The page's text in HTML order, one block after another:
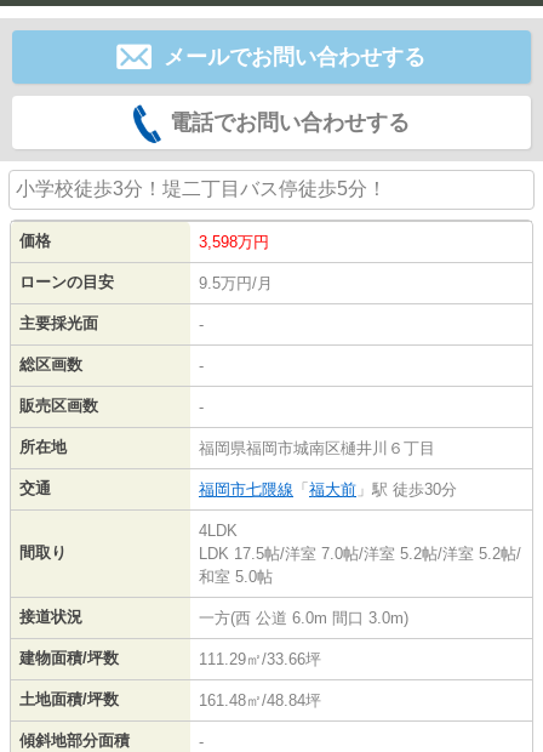
メールでお問い合わせする
電話でお問い合わせする
小学校徒歩3分！堤二丁目バス停徒歩5分！
価格 3,598万円
ローンの目安 9.5万円/月
主要採光面 -
総区画数 -
販売区画数 -
所在地 福岡県福岡市城南区樋井川６丁目
交通 福岡市七隈線 「 福大前 」駅 徒歩30分
間取り
4LDK
LDK 17.5帖/洋室 7.0帖/洋室 5.2帖/洋室 5.2帖/
和室 5.0帖
接道状況 一方(西 公道 6.0m 間口 3.0m)
建物面積/坪数 111.29㎡/33.66坪
土地面積/坪数 161.48㎡/48.84坪
傾斜地部分面積 -